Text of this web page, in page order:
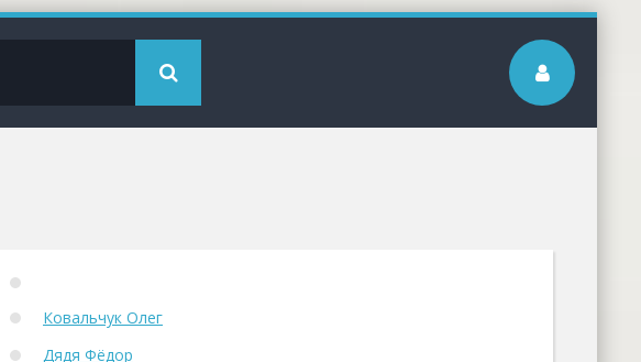
Ковальчук Олег
Дядя Фёдор